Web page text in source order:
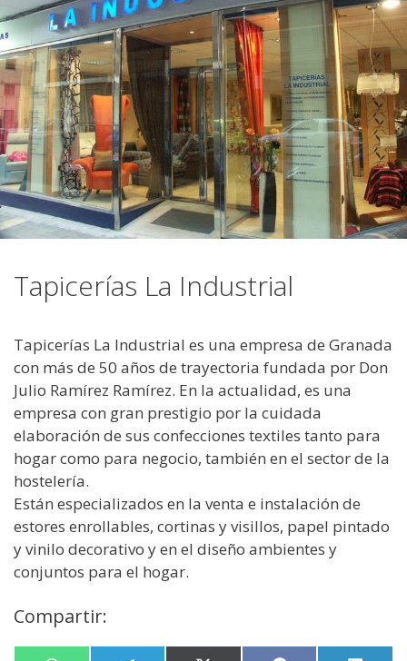
Tapicerías La Industrial
Tapicerías La Industrial es una empresa de Granada
con más de 50 años de trayectoria fundada por Don
Julio Ramírez Ramírez. En la actualidad, es una
empresa con gran prestigio por la cuidada
elaboración de sus confecciones textiles tanto para
hogar como para negocio, también en el sector de la
hostelería.
Están especializados en la venta e instalación de
estores enrollables, cortinas y visillos, papel pintado
y vinilo decorativo y en el diseño ambientes y
conjuntos para el hogar.
Compartir: